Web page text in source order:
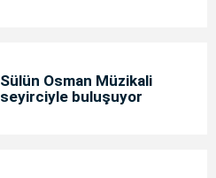
Sülün Osman Müzikali
seyirciyle buluşuyor